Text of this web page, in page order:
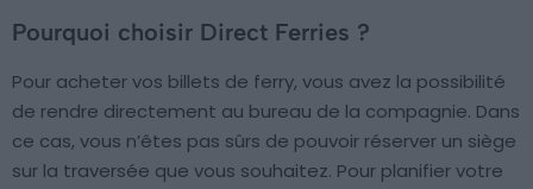
Pourquoi choisir Direct Ferries ?
Pour acheter vos billets de ferry, vous avez la possibilité
de rendre directement au bureau de la compagnie. Dans
ce cas, vous n’êtes pas sûrs de pouvoir réserver un siège
sur la traversée que vous souhaitez. Pour planifier votre